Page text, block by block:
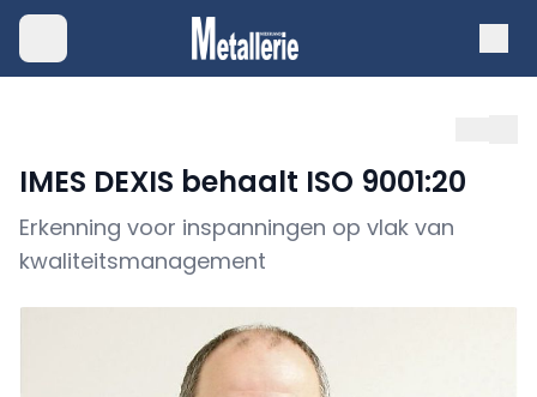
IMES DEXIS behaalt ISO 9001:20
Erkenning voor inspanningen op vlak van
kwaliteitsmanagement